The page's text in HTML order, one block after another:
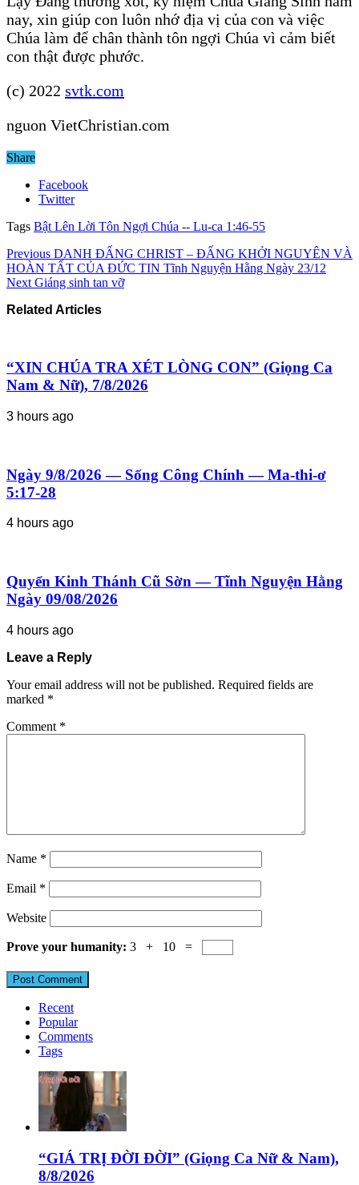
nay, xin giúp con luôn nhớ địa vị của con và việc
Chúa làm để chân thành tôn ngợi Chúa vì cảm biết
con thật được phước.
(c) 2022 svtk.com
nguon VietChristian.com
Share
Facebook
Twitter
Tags Bật Lên Lời Tôn Ngợi Chúa -- Lu-ca 1:46-55
Previous DANH ĐẤNG CHRIST – ĐẤNG KHỞI NGUYÊN VÀ
HOÀN TẤT CỦA ĐỨC TIN Tĩnh Nguyện Hằng Ngày 23/12
Next Giáng sinh tan vỡ
Related Articles
“XIN CHÚA TRA XÉT LÒNG CON” (Giọng Ca
Nam & Nữ), 7/8/2026
3 hours ago
Ngày 9/8/2026 — Sống Công Chính — Ma-thi-ơ
5:17-28
4 hours ago
Quyển Kinh Thánh Cũ Sờn — Tĩnh Nguyện Hằng
Ngày 09/08/2026
4 hours ago
Leave a Reply
Your email address will not be published. Required fields are
marked *
Comment *
Name *
Email *
Website
Prove your humanity: 3 + 10 =
Recent
Popular
Comments
Tags
“GIÁ TRỊ ĐỜI ĐỜI” (Giọng Ca Nữ & Nam),
8/8/2026